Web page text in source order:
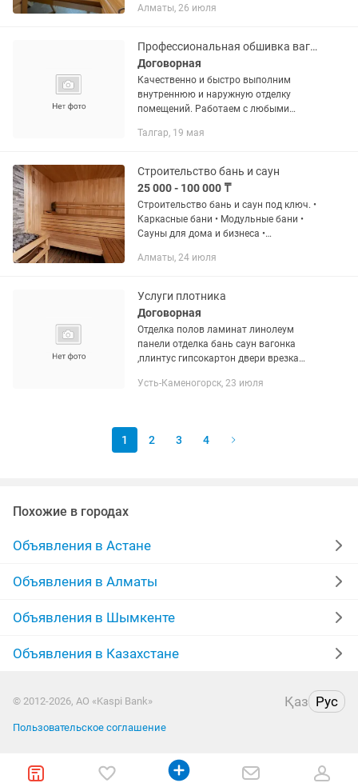
Алматы, 26 июля
Профессиональная обшивка вагонкой и декор-панелями в Талгаре и Алматы.
Договорная
Качественно и быстро выполним
внутреннюю и наружную отделку
помещений. Работаем с любыми
ламинированные панели).Оказываем
балконов и...
Талгар, 19 мая
Строительство бань и саун
25 000 - 100 000 ₸
Строительство бань и саун под ключ. •
Каркасные бани • Модульные бани •
Сауны для дома и бизнеса •
печи, дымоходы • Утепление и
Алматы, 24 июля
Услуги плотника
Договорная
Отделка полов ламинат линолеум
панели отделка бань саун вагонка
,плинтус гипсокартон двери врезка
Усть-Каменогорск, 23 июля
1 2 3 4
Похожие в городах
Объявления в Астане
Объявления в Алматы
Объявления в Шымкенте
Объявления в Казахстане
© 2012-2026, АО «Kaspi Bank» Қаз Рус
Пользовательское соглашение